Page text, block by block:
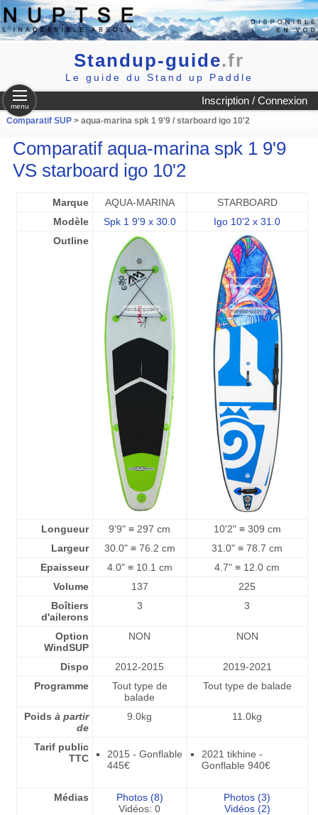
Standup-guide.fr
Le guide du Stand up Paddle
Inscription / Connexion
menu
Comparatif SUP > aqua-marina spk 1 9'9 / starboard igo 10'2
Comparatif aqua-marina spk 1 9'9
VS starboard igo 10'2
Marque AQUA-MARINA
STARBOARD
Modèle
Spk 1 9'9 x 30.0
Igo 10'2 x 31.0
Outline
Longueur 9'9" ≡ 297 cm
10'2" ≡ 309 cm
Largeur
30.0" ≡ 76.2 cm
31.0" ≡ 78.7 cm
Epaisseur
4.0" ≡ 10.1 cm
4.7" ≡ 12.0 cm
Volume
137
225
Boîtiers
d'ailerons
3 3
Option
WindSUP
NON NON
Dispo 2012-2015
2019-2021
Programme
Tout type de
balade
Tout type de balade
Poids à partir
de
9.0kg 11.0kg
Tarif public
TTC
2015 - Gonflable
445€
2021 tikhine -
Gonflable 940€
Médias
Photos (8)
Vidéos: 0
Photos (3)
Vidéos (2)